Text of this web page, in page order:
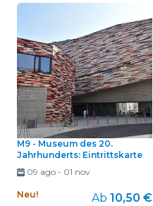
M9 - Museum des 20.
Jahrhunderts: Eintrittskarte
09 ago- 01 nov
Neu! Ab 10,50 €